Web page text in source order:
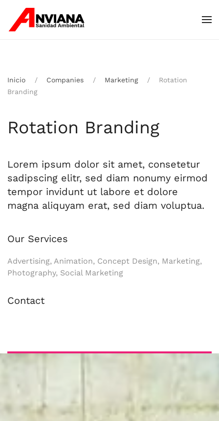
Skip to main content
Inicio Companies Marketing
Rotation
Branding
Rotation Branding
Lorem ipsum dolor sit amet, consetetur
sadipscing elitr, sed diam nonumy eirmod
tempor invidunt ut labore et dolore
magna aliquyam erat, sed diam voluptua.
Our Services
Advertising, Animation, Concept Design, Marketing,
Photography, Social Marketing
Contact